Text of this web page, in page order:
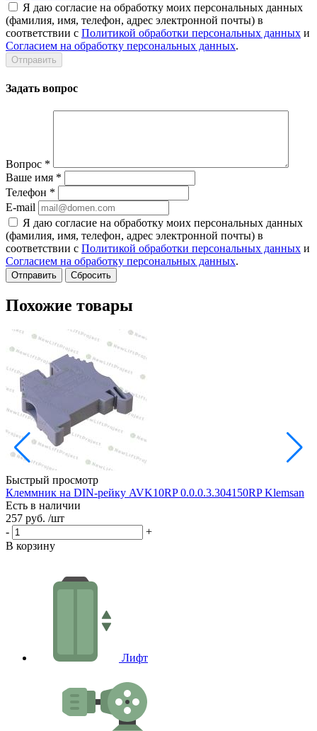
Я даю согласие на обработку моих персональных данных
(фамилия, имя, телефон, адрес электронной почты) в
соответствии с Политикой обработки персональных данных и
Согласием на обработку персональных данных.
Задать вопрос
Вопрос *
Ваше имя *
Телефон *
E-mail
Я даю согласие на обработку моих персональных данных
(фамилия, имя, телефон, адрес электронной почты) в
соответствии с Политикой обработки персональных данных и
Согласием на обработку персональных данных.
Сбросить
Похожие товары
Быстрый просмотр
Клеммник на DIN-рейку AVK10RP 0.0.0.3.304150RP Klemsan
Есть в наличии
257 руб. /шт
-
+
В корзину
Лифт